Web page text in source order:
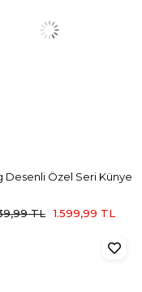
Desenli Özel Seri Künye
TL 1.599,99 TL